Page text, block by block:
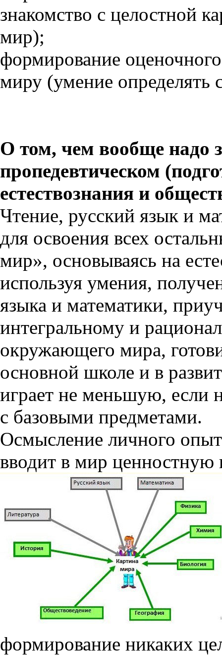
знакомство с целостной
мир);
формирование
миру (умение определять
О том, чем вообще надо
пропедевтическом
естествознания и
Чтение, русский язык и
для освоения всех
мир», основываясь на
используя умения,
языка и математики,
интегральному и
окружающего мира,
основной школе и в
играет не меньшую, если
с базовыми предметами.
Осмысление личного
вводит в мир ценностную
формирование никаких